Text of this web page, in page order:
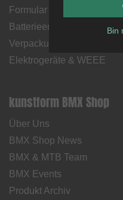
Formular
Batterieentsorgung
Verpackungsentsorgung
Elektrogeräte & WEEE
kunstform BMX Shop
Über Uns
BMX Shop News
BMX & MTB Team
BMX Events
Produkt Archiv
Bin